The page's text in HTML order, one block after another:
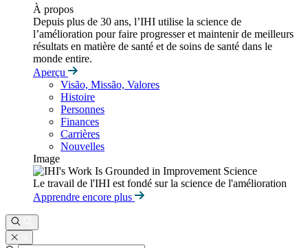
À propos
Depuis plus de 30 ans, l’IHI utilise la science de
l’amélioration pour faire progresser et maintenir de meilleurs
résultats en matière de santé et de soins de santé dans le
monde entire.
Aperçu
Visão, Missão, Valores
Histoire
Personnes
Finances
Carrières
Nouvelles
Image
Le travail de l'IHI est fondé sur la science de l'amélioration
Apprendre encore plus